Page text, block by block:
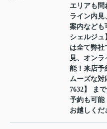
エリアも問
ライン内見
案内なども
シェルジュ
は全て弊社
見、オン
能！来店予
ムーズな対
7632】 ま
予約も可能
お越しくだ